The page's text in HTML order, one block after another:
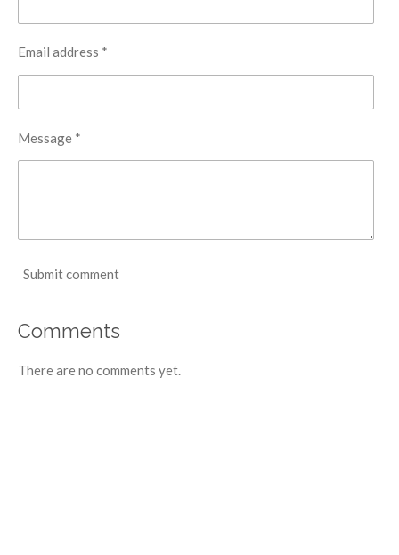
Email address *
Message *
Submit comment
Comments
There are no comments yet.